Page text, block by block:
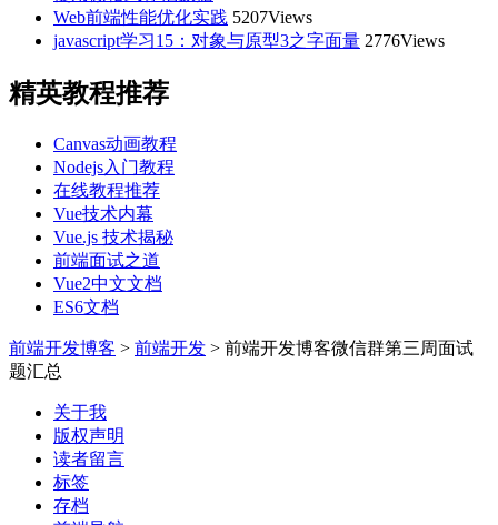
Web前端性能优化实践 5207Views
javascript学习15：对象与原型3之字面量 2776Views
精英教程推荐
Canvas动画教程
Nodejs入门教程
在线教程推荐
Vue技术内幕
Vue.js 技术揭秘
前端面试之道
Vue2中文文档
ES6文档
前端开发博客 > 前端开发 > 前端开发博客微信群第三周面试
题汇总
关于我
版权声明
读者留言
标签
存档